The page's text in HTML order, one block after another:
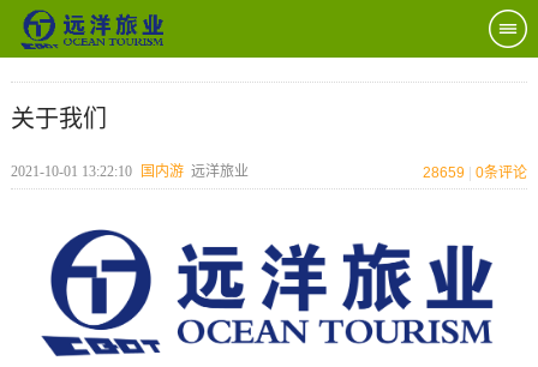
关于我们
2021-10-01 13:22:10 国内游 远洋旅业 28659 0条评论